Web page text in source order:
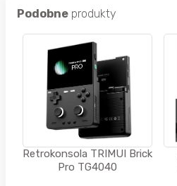
Podobne produkty
Retrokonsola TRIMUI Brick
Pro TG4040